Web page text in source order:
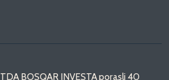
BOSQAR INVESTA porasli 40